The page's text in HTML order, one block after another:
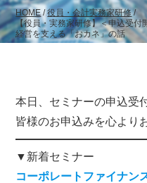
HOME/役員・会計実務家研修/
【役員・実務家研修】＜申込受
経営を支える「おカネ」の話
本日、セミナーの申込受
皆様のお申込みを心より
▼新着セミナー
コーポレートファイナン